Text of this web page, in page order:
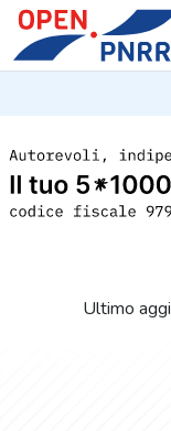
Ultimo